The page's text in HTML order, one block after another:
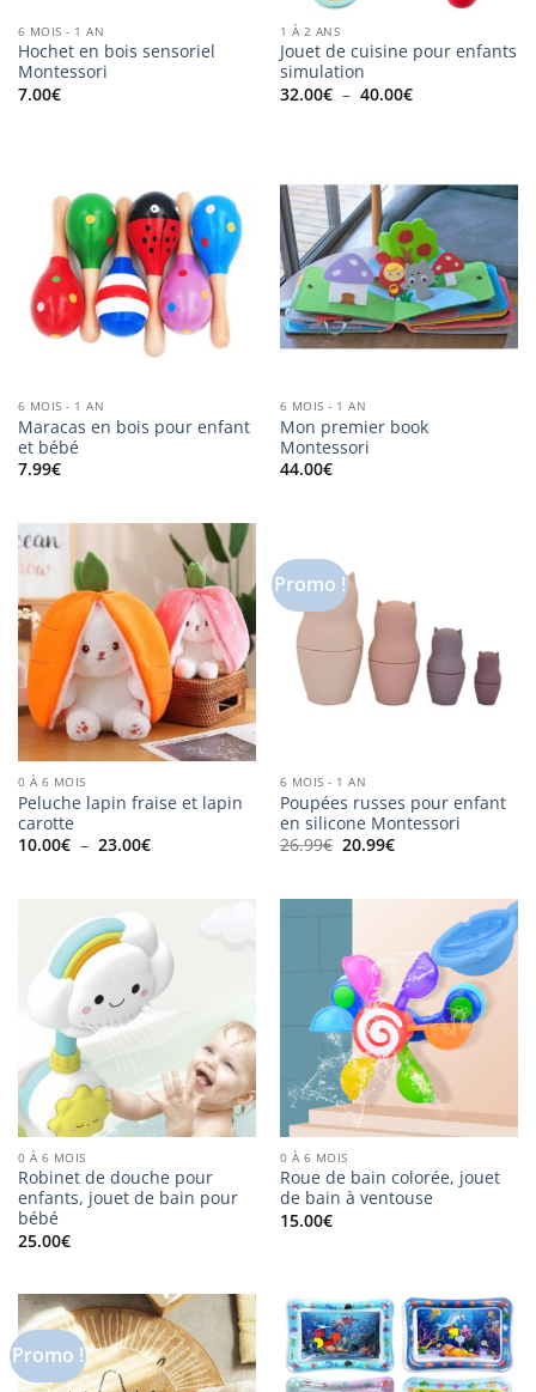
6 MOIS - 1 AN
Hochet en bois sensoriel
Montessori
7.00€
1 À 2 ANS
Jouet de cuisine pour enfants
simulation
32.00€ – 40.00€Plage
de
6 MOIS - 1 AN
Maracas en bois pour enfant
et bébé
7.99€
6 MOIS - 1 AN
Mon premier book
Montessori
44.00€
0 À 6 MOIS
Peluche lapin fraise et lapin
carotte
10.00€ – 23.00€Plage
de
Promo !
6 MOIS - 1 AN
Poupées russes pour enfant
en silicone Montessori
26.99€ Le
prix
26.99€.
20.99€Le
prix
20.99€.
0 À 6 MOIS
Robinet de douche pour
enfants, jouet de bain pour
bébé
25.00€
0 À 6 MOIS
Roue de bain colorée, jouet
de bain à ventouse
15.00€
Promo !